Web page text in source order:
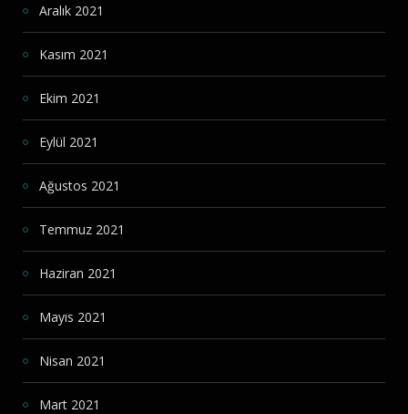
Aralık 2021
Kasım 2021
Ekim 2021
Eylül 2021
Ağustos 2021
Temmuz 2021
Haziran 2021
Mayıs 2021
Nisan 2021
Mart 2021